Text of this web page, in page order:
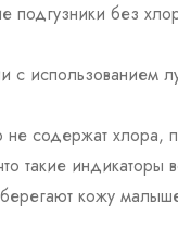
подгузники без
с использованием
содержат хлора,
такие
кожу